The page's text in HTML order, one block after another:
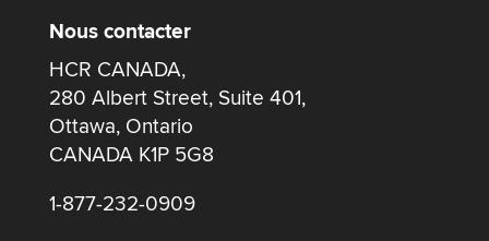
Nous contacter
HCR CANADA,
280 Albert Street, Suite 401,
Ottawa, Ontario
CANADA K1P 5G8
1-877-232-0909